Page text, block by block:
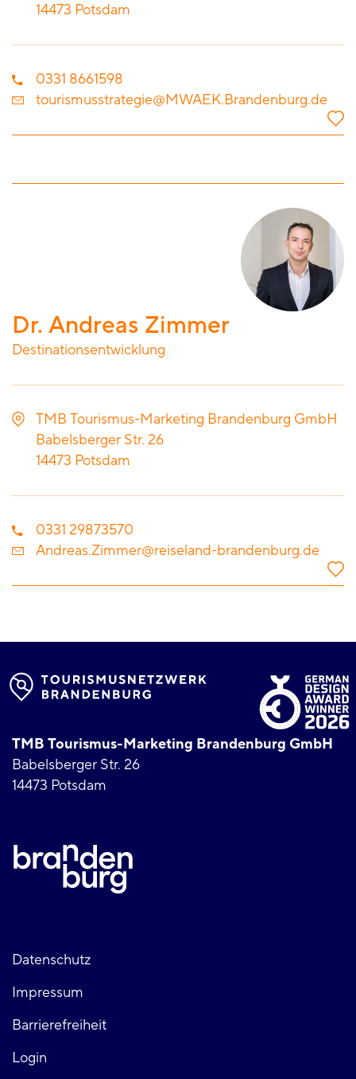
14473 Potsdam
0331 8661598
tourismusstrategie@MWAEK.Brandenburg.de
Dr. Andreas Zimmer
Destinationsentwicklung
TMB Tourismus-Marketing Brandenburg GmbH
Babelsberger Str. 26
14473 Potsdam
0331 29873570
Andreas.Zimmer@reiseland-brandenburg.de
TMB Tourismus-Marketing Brandenburg GmbH
Babelsberger Str. 26
14473 Potsdam
Fußzeile
links
Datenschutz
Impressum
Barrierefreiheit
Login